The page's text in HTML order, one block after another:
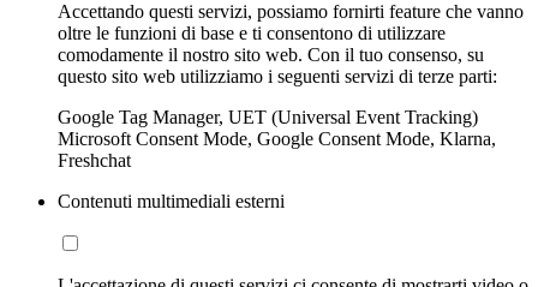
Accettando questi servizi, possiamo fornirti feature che vanno
oltre le funzioni di base e ti consentono di utilizzare
comodamente il nostro sito web. Con il tuo consenso, su
questo sito web utilizziamo i seguenti servizi di terze parti:
Google Tag Manager, UET (Universal Event Tracking)
Microsoft Consent Mode, Google Consent Mode, Klarna,
Freshchat
Contenuti multimediali esterni